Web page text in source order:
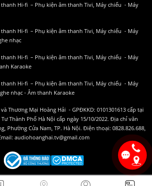
thanh Hi-fi – Phụ kiện âm thanh Tivi, Máy chiếu - Máy
thanh Hi-fi – Phụ kiện âm thanh Tivi, Máy chiếu - Máy
nhạc
thanh Hi-fi – Phụ kiện âm thanh Tivi, Máy chiếu - Máy
Karaoke
thanh Hi-fi – Phụ kiện âm thanh Tivi, Máy chiếu - Máy
nhạc - Âm thanh Karaoke
Thương Mại Hoàng Hải - GPĐKKD: 0101301613 cấp tại
Thành Phố Hà Nội cấp ngày 15/10/2022. Địa chỉ văn
Phường Cửa Nam, TP. Hà Nội. Điện thoại: 0828.826.688,
audiohoanghai.tv@gmail.com